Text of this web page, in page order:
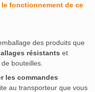
le fonctionnement de ce
des produits que
résistants et
bouteilles.
les commandes
au transporteur que vous